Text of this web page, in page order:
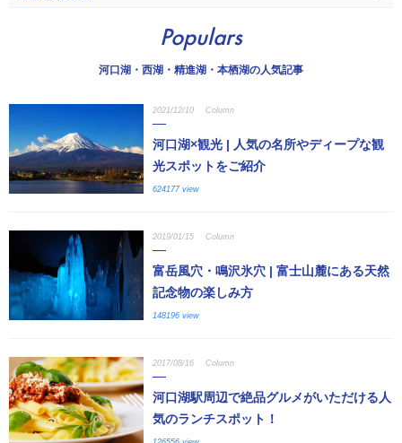
Populars
河口湖・西湖・精進湖・本栖湖の人気記事
2021/12/10 Column
河口湖×観光 | 人気の名所やディープな観
光スポットをご紹介
624177 view
2019/01/15 Column
富岳風穴・鳴沢氷穴 | 富士山麓にある天然
記念物の楽しみ方
148196 view
2017/08/16 Column
河口湖駅周辺で絶品グルメがいただける人
気のランチスポット！